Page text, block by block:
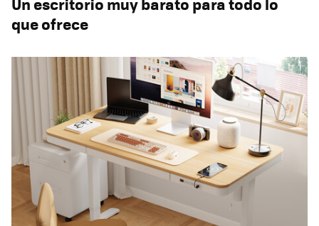
que ofrece